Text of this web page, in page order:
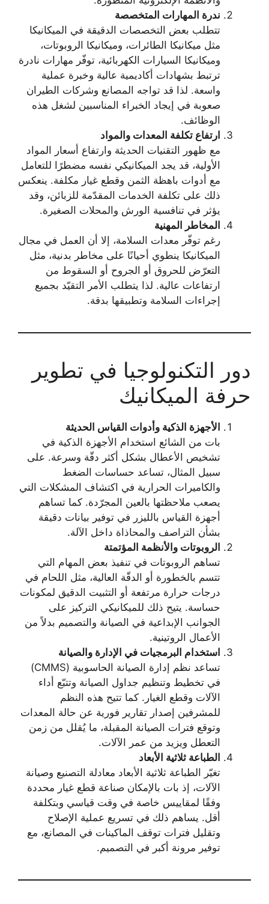
ندرة المهارات المتخصصة
تتطلب بعض التخصصات الدقيقة في الميكانيكا
مثل ميكانيكا الطائرات، وميكانيكا الروبوتات،
وميكانيكا السيارات الكهربائية، توفّر مهارات نادرة
ترتبط بشهادات أكاديمية عالية وخبرة عملية
واسعة. لذا قد تواجه المصانع وشركات الطيران
صعوبة في إيجاد الخبراء المناسبين لشغل هذه
الوظائف.
ارتفاع تكلفة المعدات والمواد
مع ظهور التقنيات الحديثة وارتفاع أسعار المواد
الأولية، قد يجد الميكانيكي نفسه مضطرًا للتعامل
مع أدوات باهظة الثمن وقطع غيار مكلفة. ينعكس
ذلك على تكلفة الخدمات المقدّمة للزبائن، وقد
يؤثر في تنافسية الورش والمحلات الصغيرة.
المخاطر المهنية
رغم توفّر معدات السلامة، إلا أن العمل في مجال
الميكانيكا ينطوي أحيانًا على مخاطر بدنية، مثل
التعرّض للحروق أو الجروح أو السقوط من
ارتفاعات عالية. لذا يتطلب الأمر التقيّد بجميع
إجراءات السلامة وتطبيقها بدقة.
دور التكنولوجيا في تطوير
حرفة الميكانيك
الأجهزة الذكية وأدوات القياس الحديثة
بات من الشائع استخدام الأجهزة الذكية في
تشخيص الأعطال بشكل أكثر دقّة وسرعة. على
سبيل المثال، تساعد حساسات الضغط
والكاميرات الحرارية في اكتشاف المشكلات التي
يصعب ملاحظتها بالعين المجرّدة. كما تساهم
أجهزة القياس بالليزر في توفير بيانات دقيقة
بشأن التراصف والمحاذاة داخل الآلة.
الروبوتات والأنظمة المؤتمتة
تساهم الروبوتات في تنفيذ بعض المهام التي
تتسم بالخطورة أو الدقّة العالية، مثل اللحام في
درجات حرارة مرتفعة أو التثبيت الدقيق لمكونات
حساسة. يتيح ذلك للميكانيكي التركيز على
الجوانب الإبداعية في الصيانة والتصميم بدلاً من
الأعمال الروتينية.
استخدام البرمجيات في الإدارة والصيانة
تساعد نظم إدارة الصيانة الحاسوبية (CMMS)
في تخطيط وتنظيم جداول الصيانة وتتبّع أداء
الآلات وقطع الغيار. كما تتيح هذه النظم
للمشرفين إصدار تقارير فورية عن حالة المعدات
وتوقع فترات الصيانة المقبلة، ما يُقلل من زمن
التعطل ويزيد من عمر الآلات.
الطباعة ثلاثية الأبعاد
تغيّر الطباعة ثلاثية الأبعاد معادلة التصنيع وصيانة
الآلات، إذ بات بالإمكان صناعة قطع غيار محددة
وفقًا لمقاييس خاصة في وقت قياسي وبتكلفة
أقل. يساهم ذلك في تسريع عملية الإصلاح
وتقليل فترات توقف الماكينات في المصانع، مع
توفير مرونة أكبر في التصميم.